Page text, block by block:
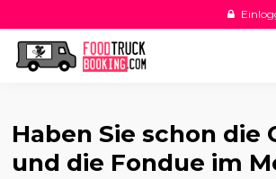
Haben Sie schon die
und die Fondue im